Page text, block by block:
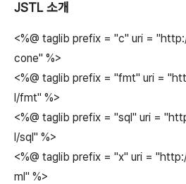
JSTL 소개
<%@ taglib prefix = "c" uri =
cone" %>
<%@ taglib prefix = "fmt" uri =
l/fmt" %>
<%@ taglib prefix = "sql" uri =
l/sql" %>
<%@ taglib prefix = "x" uri =
ml" %>